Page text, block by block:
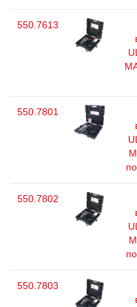
550.7613
550.7801
550.7802
550.7803